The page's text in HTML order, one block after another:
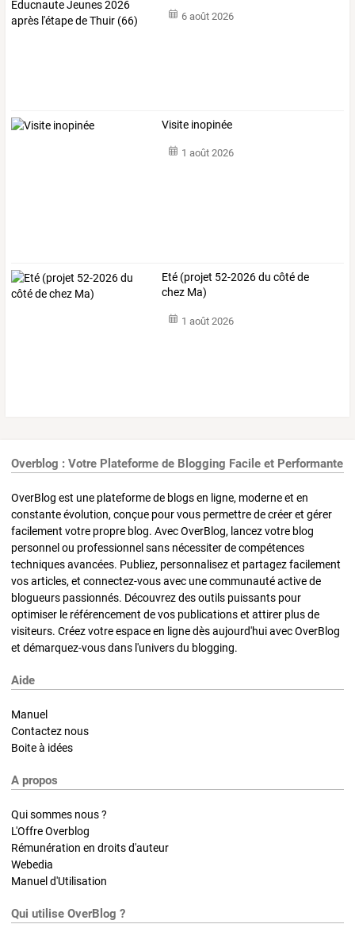
6 août 2026
Visite inopinée
1 août 2026
Eté (projet 52-2026 du côté de
chez Ma)
1 août 2026
Overblog : Votre Plateforme de Blogging Facile et Performante
OverBlog est une plateforme de blogs en ligne, moderne et en
constante évolution, conçue pour vous permettre de créer et gérer
facilement votre propre blog. Avec OverBlog, lancez votre blog
personnel ou professionnel sans nécessiter de compétences
techniques avancées. Publiez, personnalisez et partagez facilement
vos articles, et connectez-vous avec une communauté active de
blogueurs passionnés. Découvrez des outils puissants pour
optimiser le référencement de vos publications et attirer plus de
visiteurs. Créez votre espace en ligne dès aujourd'hui avec OverBlog
et démarquez-vous dans l'univers du blogging.
Aide
Manuel
Contactez nous
Boite à idées
A propos
Qui sommes nous ?
L'Offre Overblog
Rémunération en droits d'auteur
Webedia
Manuel d'Utilisation
Qui utilise OverBlog ?